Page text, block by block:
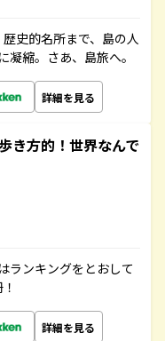
史的名所まで、島の人
縮。さあ、島旅へ。
詳細を見る
方的！世界なんで
ランキングをとおして
詳細を見る